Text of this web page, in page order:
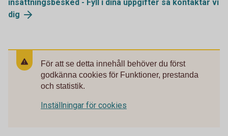
insättningsbesked - Fyll i dina uppgifter så kontaktar vi
dig
För att se detta innehåll behöver du först
godkänna cookies för Funktioner, prestanda
och statistik.
Inställningar för cookies